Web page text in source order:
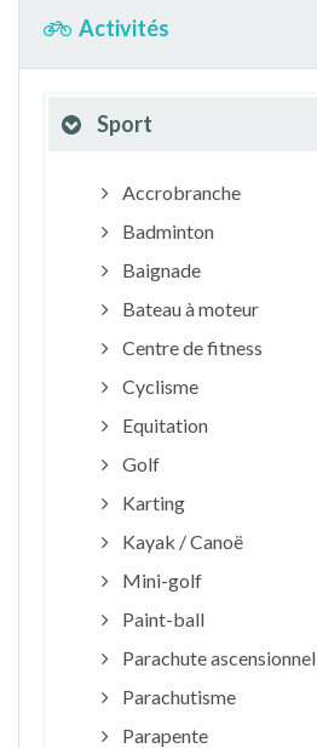
Activités
Sport
Accrobranche
Badminton
Baignade
Bateau à moteur
Centre de fitness
Cyclisme
Equitation
Golf
Karting
Kayak / Canoë
Mini-golf
Paint-ball
Parachute ascensionnel
Parachutisme
Parapente